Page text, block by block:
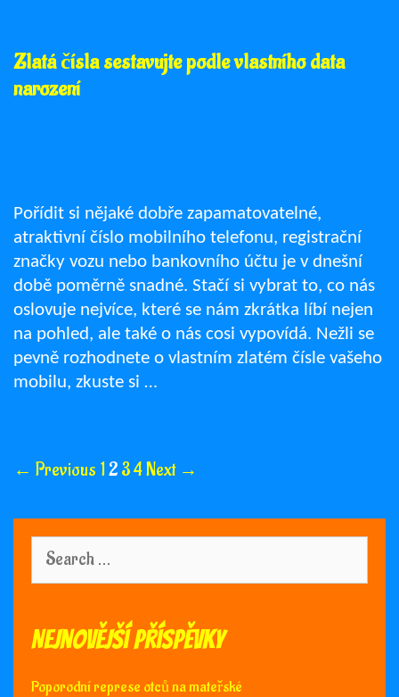
Zlatá čísla sestavujte podle vlastního data
narození
Pořídit si nějaké dobře zapamatovatelné,
atraktivní číslo mobilního telefonu, registrační
značky vozu nebo bankovního účtu je v dnešní
době poměrně snadné. Stačí si vybrat to, co nás
oslovuje nejvíce, které se nám zkrátka líbí nejen
na pohled, ale také o nás cosi vypovídá. Nežli se
pevně rozhodnete o vlastním zlatém čísle vašeho
mobilu, zkuste si …
Post
← Previous 1234Next →
for:
Nejnovější příspěvky
Poporodní represe otců na mateřské